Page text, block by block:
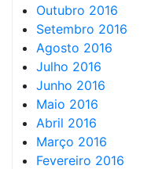
Outubro 2016
Setembro 2016
Agosto 2016
Julho 2016
Junho 2016
Maio 2016
Abril 2016
Março 2016
Fevereiro 2016